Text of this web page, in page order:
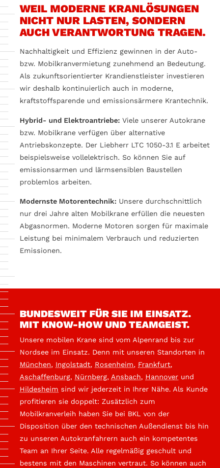
WEIL MODERNE KRANLÖSUNGEN
NICHT NUR LASTEN, SONDERN
AUCH VERANTWORTUNG TRAGEN.
Nachhaltigkeit und Effizienz gewinnen in der Auto-
bzw. Mobilkranvermietung zunehmend an Bedeutung.
Als zukunftsorientierter Krandienstleister investieren
wir deshalb kontinuierlich auch in moderne,
kraftstoffsparende und emissionsärmere Krantechnik.
Hybrid- und Elektroantriebe: Viele unserer Autokrane
bzw. Mobilkrane verfügen über alternative
Antriebskonzepte. Der Liebherr LTC 1050-3.1 E arbeitet
beispielsweise vollelektrisch. So können Sie auf
emissionsarmen und lärmsensiblen Baustellen
problemlos arbeiten.
Modernste Motorentechnik: Unsere durchschnittlich
nur drei Jahre alten Mobilkrane erfüllen die neuesten
Abgasnormen. Moderne Motoren sorgen für maximale
Leistung bei minimalem Verbrauch und reduzierten
Emissionen.
BUNDESWEIT FÜR SIE IM EINSATZ.
MIT KNOW-HOW UND TEAMGEIST.
Unsere mobilen Krane sind vom Alpenrand bis zur
Nordsee im Einsatz. Denn mit unseren Standorten in
München, Ingolstadt, Rosenheim, Frankfurt,
Aschaffenburg, Nürnberg, Ansbach, Hannover und
Hildesheim sind wir jederzeit in Ihrer Nähe. Als Kunde
profitieren sie doppelt: Zusätzlich zum
Mobilkranverleih haben Sie bei BKL von der
Disposition über den technischen Außendienst bis hin
zu unseren Autokranfahrern auch ein kompetentes
Team an Ihrer Seite. Alle regelmäßig geschult und
bestens mit den Maschinen vertraut. So können auch